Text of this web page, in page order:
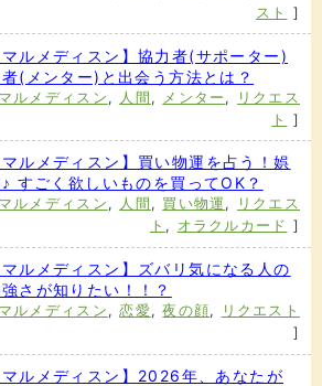
スト
]
マルメディスン】協力者(サポーター)
(メンター)と出会う方法とは？
ルメディスン , 人間 , メンター ,
リクエス
ト
]
マルメディスン】買い物運を占う！娯
すごく欲しいものを買ってOK？
ルメディスン , 人間 , 買い物運 ,
リクエス
ト , オラクルカード ]
マルメディスン】ズバリ気になる人の
さが知りたい！！？
ルメディスン ,恋愛,夜の顔,
リクエスト
]
マルメディスン】2026年、あなたが